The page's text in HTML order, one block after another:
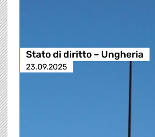
Stato di diritto – Ungheria
23.09.2025